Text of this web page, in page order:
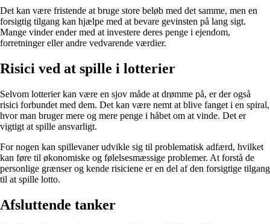
Det kan være fristende at bruge store beløb med det samme, men en
forsigtig tilgang kan hjælpe med at bevare gevinsten på lang sigt.
Mange vinder ender med at investere deres penge i ejendom,
forretninger eller andre vedvarende værdier.
Risici ved at spille i lotterier
Selvom lotterier kan være en sjov måde at drømme på, er der også
risici forbundet med dem. Det kan være nemt at blive fanget i en spiral,
hvor man bruger mere og mere penge i håbet om at vinde. Det er
vigtigt at spille ansvarligt.
For nogen kan spillevaner udvikle sig til problematisk adfærd, hvilket
kan føre til økonomiske og følelsesmæssige problemer. At forstå de
personlige grænser og kende risiciene er en del af den forsigtige tilgang
til at spille lotto.
Afsluttende tanker